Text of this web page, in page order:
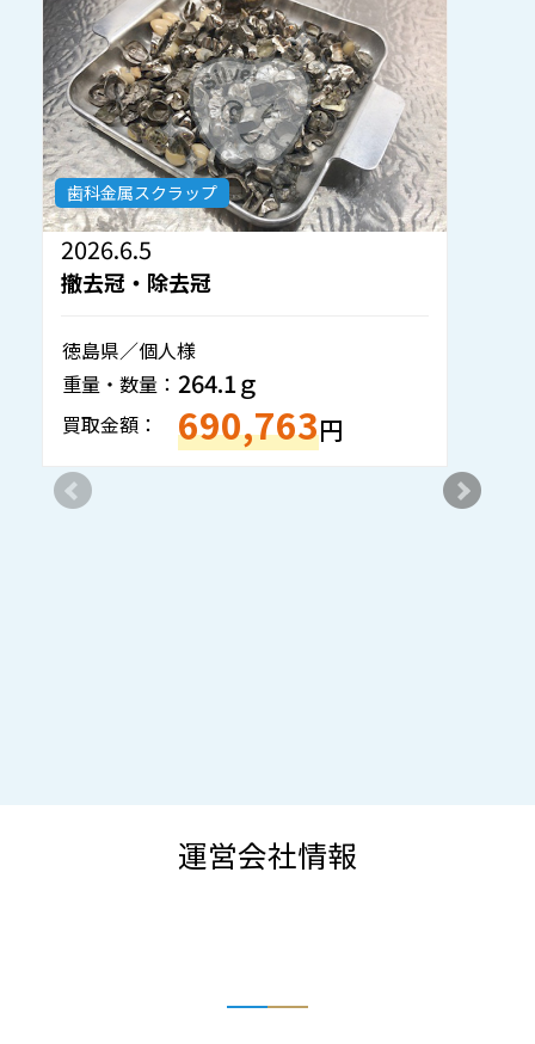
歯科金属スクラップ
重量・数量：
買取金額： 654,505
運営会社情報